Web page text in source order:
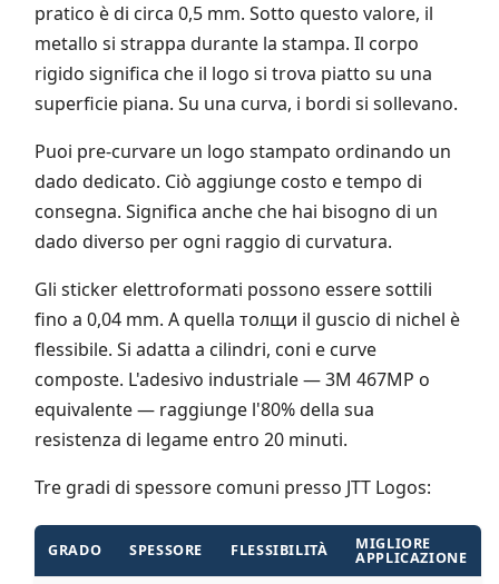
pratico è di circa 0,5 mm. Sotto questo valore, il
metallo si strappa durante la stampa. Il corpo
rigido significa che il logo si trova piatto su una
superficie piana. Su una curva, i bordi si sollevano.
Puoi pre-curvare un logo stampato ordinando un
dado dedicato. Ciò aggiunge costo e tempo di
consegna. Significa anche che hai bisogno di un
dado diverso per ogni raggio di curvatura.
Gli sticker elettroformati possono essere sottili
fino a 0,04 mm. A quella толщи il guscio di nichel è
flessibile. Si adatta a cilindri, coni e curve
composte. L'adesivo industriale — 3M 467MP o
equivalente — raggiunge l'80% della sua
resistenza di legame entro 20 minuti.
Tre gradi di spessore comuni presso JTT Logos:
GRADO SPESSORE FLESSIBILITÀ MIGLIORE
APPLICAZIONE